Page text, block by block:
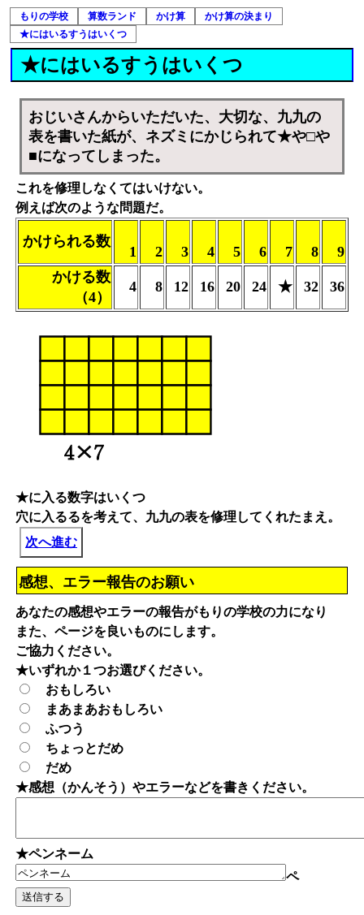
もりの学校 算数ランド かけ算
かけ算の決まり
★にはいるすうはいくつ
★にはいるすうはいくつ
おじいさんからいただいた、大切な、九九の
表を書いた紙が、ネズミにかじられて★や□や
■になってしまった。
これを修理しなくてはいけない。
例えば次のような問題だ。
かけられる数
1 2 3 4 5 6 7 8
9
かける数
（4）
4 8 12 16 20 24 ★ 32 36
★に入る数字はいくつ
穴に入るるを考えて、九九の表を修理してくれたまえ。
次へ進む
感想、エラー報告のお願い
あなたの感想やエラーの報告がもりの学校の力になり
また、ページを良いものにします。
ご協力ください。
★いずれか１つお選びください。
おもしろい
まあまあおもしろい
ふつう
ちょっとだめ
だめ
★感想（かんそう）やエラーなどを書きください。
★ペンネーム
ペ